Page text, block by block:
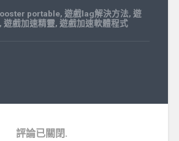
portable, 遊戲lag解決方法, 遊
遊戲加速精靈, 遊戲加速軟體程式
評論已關閉.